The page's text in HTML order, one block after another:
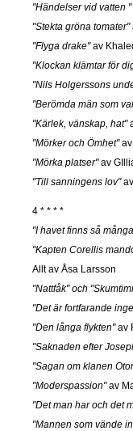
"Händelser vid vatten "
"Stekta gröna tomater"
"Flyga drake"av
"Klockan klämtar för
"Nils Holgerssons
"Berömda män som
"Kärlek, vänskap, hat"
"Mörker och Ömhet"av
"Mörka platser"av
"Till sanningens lov"
4 * * * *
"I havet finns så
"Kapten Corellis
Allt av Åsa Larsson
"Nattfåk" och
"Det är fortfarande
"Den långa flykten"av
"Saknaden efter
"Sagan om klanen
"Moderspassion"av
"Det man har och det
"Mannen som vände